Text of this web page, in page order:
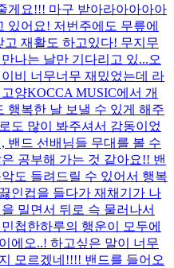
게요!!! 마구 받아라아아아아
있어요! 저번주에도 무릎에
재활도 하고있다! 무지무
나는 날만 기다리고 있...오
비 너무너무 재밌었는데 라
양KOCCA MUSIC에서 개
행복한 날 보낼 수 있게 해주
도 많이 봐주셔서 감동이었
밴드 선배님들 무대를 볼 수
공부해 가는 것 같아요!! 밴
도 들려드릴 수 있어서 행복
인컵을 들다가 재채기가 나
밀면서 뒤로 슥 물러나서
첩한하루의 행운이 모두에
에오..! 하고싶은 말이 너무
모르겠네!!!! 밴드를 들어오